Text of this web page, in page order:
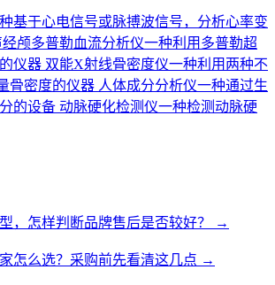
基于心电信号或脉搏波信号，分析心率变
颅多普勒血流分析仪一种利用多普勒超
仪器 双能X射线骨密度仪一种利用两种不
骨密度的仪器 人体成分分析仪一种通过生
的设备 动脉硬化检测仪一种检测动脉硬
，怎样判断品牌售后是否较好？
→
怎么选？采购前先看清这几点 →